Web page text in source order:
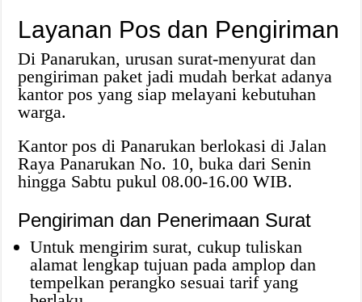
Layanan Pos dan Pengiriman
Di Panarukan, urusan surat-menyurat dan
pengiriman paket jadi mudah berkat adanya
kantor pos yang siap melayani kebutuhan
warga.
Kantor pos di Panarukan berlokasi di Jalan
Raya Panarukan No. 10, buka dari Senin
hingga Sabtu pukul 08.00-16.00 WIB.
Pengiriman dan Penerimaan Surat
Untuk mengirim surat, cukup tuliskan
alamat lengkap tujuan pada amplop dan
tempelkan perangko sesuai tarif yang